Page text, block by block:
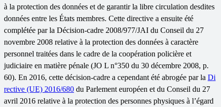
à la protection des données et de garantir la libre circulation desdites
données entre les États membres. Cette directive a ensuite été
complétée par la Décision-cadre 2008/977/JAI du Conseil du 27
novembre 2008 relative à la protection des données à caractère
personnel traitées dans le cadre de la coopération policière et
judiciaire en matière pénale (JO L n°350 du 30 décembre 2008, p.
60). En 2016, cette décision-cadre a cependant été abrogée par la Di
rective (UE) 2016/680 du Parlement européen et du Conseil du 27
avril 2016 relative à la protection des personnes physiques à l’égard